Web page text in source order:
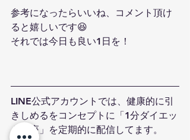
参考になったらいいね、コメント頂け
ると嬉しいです😆
それでは今日も良い1日を！
LINE公式アカウントでは、健康的に引
きしめるをコンセプトに「1分ダイエッ
ト講座」を定期的に配信してます。